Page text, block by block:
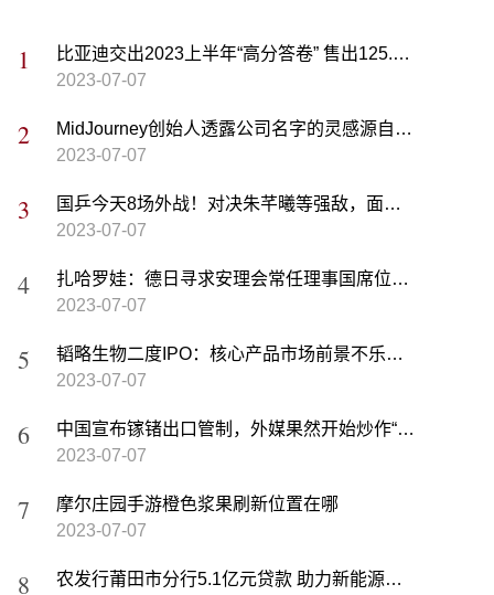
比亚迪交出2023上半年“高分答卷” 售出125.56万辆成销冠
2023-07-07
MidJourney创始人透露公司名字的灵感源自庄子的“中道”
2023-07-07
国乒今天8场外战！对决朱芊曦等强敌，面临严峻考验（附赛程）
2023-07-07
扎哈罗娃：德日寻求安理会常任理事国席位毫无根据
2023-07-07
韬略生物二度IPO：核心产品市场前景不乐观 研发投入低于同行
2023-07-07
中国宣布镓锗出口管制，外媒果然开始炒作“稀土担忧”
2023-07-07
摩尔庄园手游橙色浆果刷新位置在哪
2023-07-07
农发行莆田市分行5.1亿元贷款 助力新能源汽车配套产业园建设